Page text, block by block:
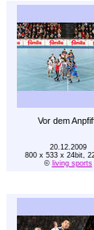
Vor dem
20.12.2009
800 x 533 x 24bit,
© living sports